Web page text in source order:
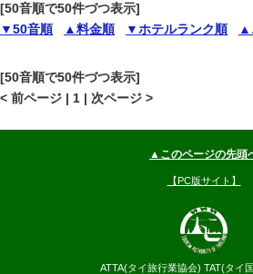
[50音順で50件づつ表示]
▼50音順
▲料金順 ▼ホテルランク順 ▲
[50音順で50件づつ表示]
< 前ページ | 1 | 次ページ >
▲このページの先頭
【PC版サイト】
ATTA(タイ旅行業協会) TAT(タイ